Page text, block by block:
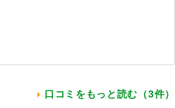
口コミをもっと読む（3件）